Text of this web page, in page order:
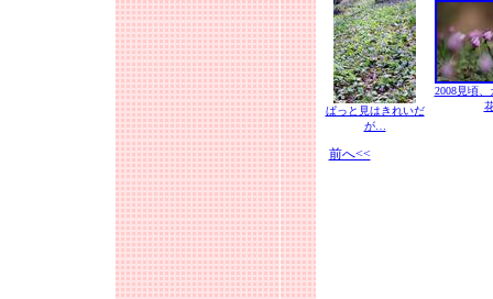
ぱっと見はきれいだ
が…
2008見頃
前へ<<